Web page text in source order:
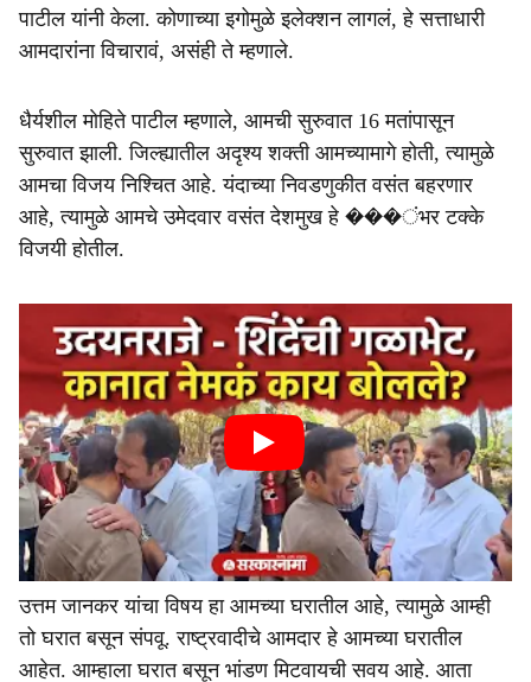
पाटील यांनी केला. कोणाच्या इगोमुळे इलेक्शन लागलं, हे सत्ताधारी
आमदारांना विचारावं, असंही ते म्हणाले.
धैर्यशील माेहिते पाटील म्हणाले, आमची सुरुवात 16 मतांपासून
सुरुवात झाली. जिल्ह्यातील अदृश्य शक्ती आमच्यामागे होती, त्यामुळे
आमचा विजय निश्चित आहे. यंदाच्या निवडणुकीत वसंत बहरणार
आहे, त्यामुळे आमचे उमेदवार वसंत देशमुख हे ���ंभर टक्के
विजयी होतील.
उत्तम जानकर यांचा विषय हा आमच्या घरातील आहे, त्यामुळे आम्ही
तो घरात बसून संपवू. राष्ट्रवादीचे आमदार हे आमच्या घरातील
आहेत. आम्हाला घरात बसून भांडण मिटवायची सवय आहे. आता